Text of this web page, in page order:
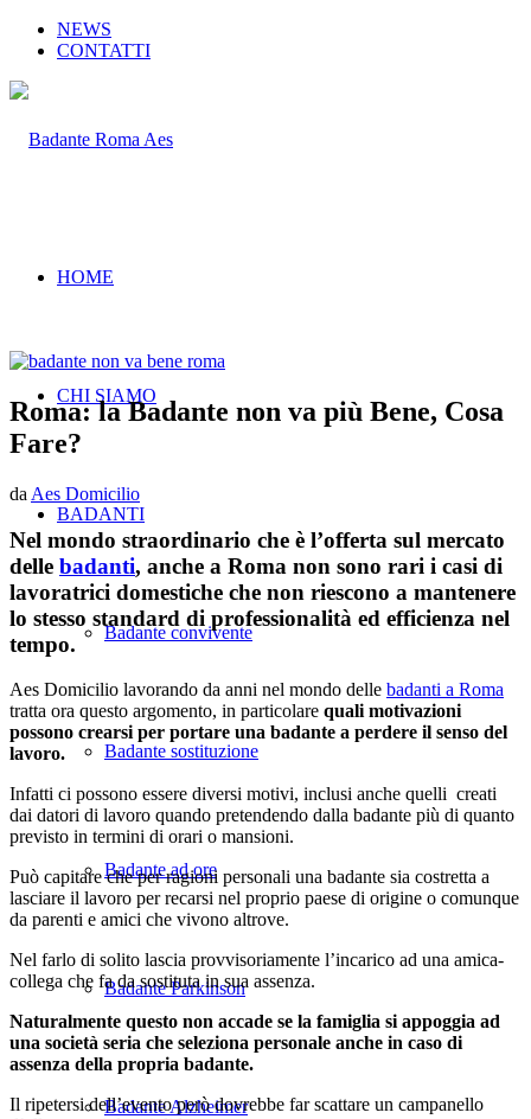
NEWS
CONTATTI
HOME
CHI SIAMO
BADANTI
Badante convivente
Badante sostituzione
Badante ad ore
Badante Parkinson
Badante Alzheimer
Roma: la Badante non va più Bene, Cosa
Fare?
da Aes Domicilio
Nel mondo straordinario che è l’offerta sul mercato
delle badanti, anche a Roma non sono rari i casi di
lavoratrici domestiche che non riescono a mantenere
lo stesso standard di professionalità ed efficienza nel
tempo.
Aes Domicilio lavorando da anni nel mondo delle badanti a Roma
tratta ora questo argomento, in particolare quali motivazioni
possono crearsi per portare una badante a perdere il senso del
lavoro.
Infatti ci possono essere diversi motivi, inclusi anche quelli creati
dai datori di lavoro quando pretendendo dalla badante più di quanto
previsto in termini di orari o mansioni.
Può capitare che per ragioni personali una badante sia costretta a
lasciare il lavoro per recarsi nel proprio paese di origine o comunque
da parenti e amici che vivono altrove.
Nel farlo di solito lascia provvisoriamente l’incarico ad una amica-
collega che fa da sostituta in sua assenza.
Naturalmente questo non accade se la famiglia si appoggia ad
una società seria che seleziona personale anche in caso di
assenza della propria badante.
Il ripetersi dell’evento però dovrebbe far scattare un campanello